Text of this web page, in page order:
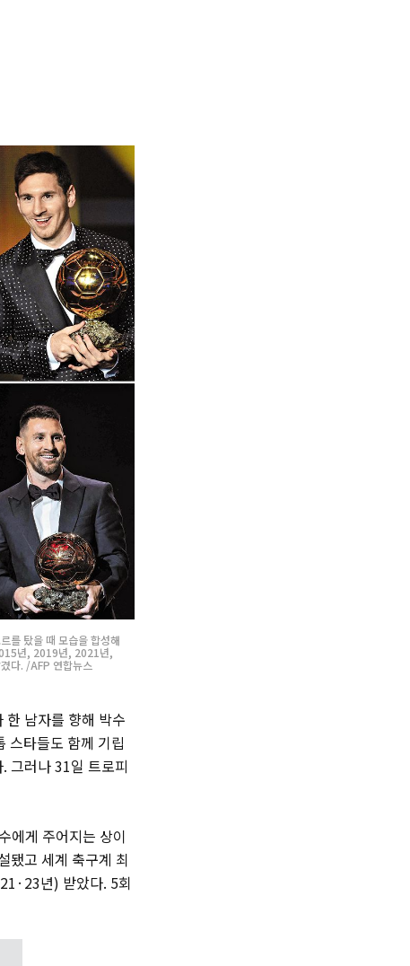
를 탔을 때 모습을 합성해
년, 2019년, 2021년,
다. /AFP 연합뉴스
남자를 향해 박수
스타들도 함께 기립
그러나 31일 트로피
에게 주어지는 상이
됐고 세계 축구계 최
년) 받았다. 5회